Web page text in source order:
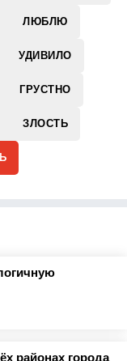
ЛЮБЛЮ
УДИВИЛО
ГРУСТНО
ЗЛОСТЬ
районах города